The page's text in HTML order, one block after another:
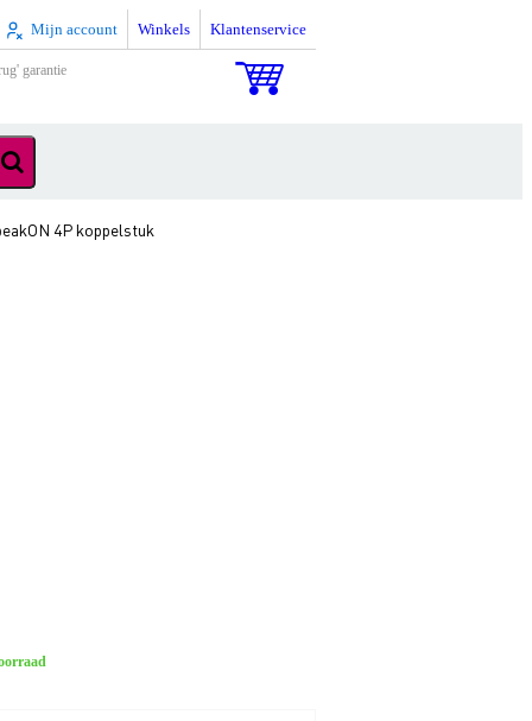
Mijn account Winkels Klantenservice
garantie
4P koppelstuk